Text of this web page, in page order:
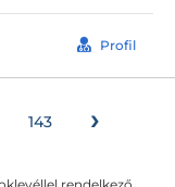
Profil
143 ›